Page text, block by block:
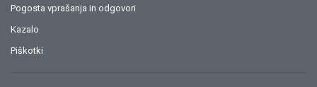
Pogosta vprašanja in odgovori
Kazalo
Piškotki